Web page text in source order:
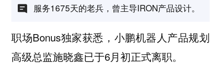
服务1675天的老兵，曾主导IRON产品设计。
职场Bonus独家获悉，小鹏机器人产品规划
高级总监施晓鑫已于6月初正式离职。